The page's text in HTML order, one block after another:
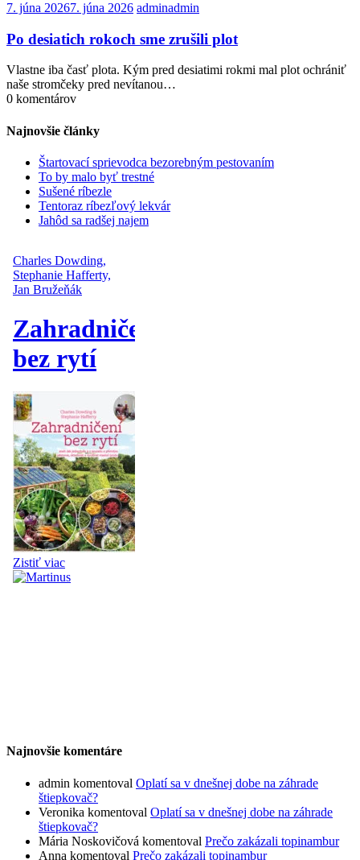
7. júna 20267. júna 2026 adminadmin
Po desiatich rokoch sme zrušili plot
Vlastne iba časť plota. Kým pred desiatimi rokmi mal plot ochrániť
naše stromčeky pred nevítanou…
0 komentárov
Najnovšie články
Štartovací sprievodca bezorebným pestovaním
To by malo byť trestné
Sušené ríbezle
Tentoraz ríbezľový lekvár
Jahôd sa radšej najem
Najnovšie komentáre
admin komentoval Oplatí sa v dnešnej dobe na záhrade
štiepkovač?
Veronika komentoval Oplatí sa v dnešnej dobe na záhrade
štiepkovač?
Mária Noskovičová komentoval Prečo zakázali topinambur
Anna komentoval Prečo zakázali topinambur